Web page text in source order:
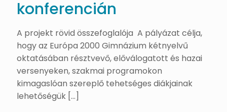
konferencián
A projekt rövid összefoglalója A pályázat célja,
hogy az Európa 2000 Gimnázium kétnyelvű
oktatásában résztvevő, előválogatott és hazai
versenyeken, szakmai programokon
kimagaslóan szereplő tehetséges diákjainak
lehetőségük […]